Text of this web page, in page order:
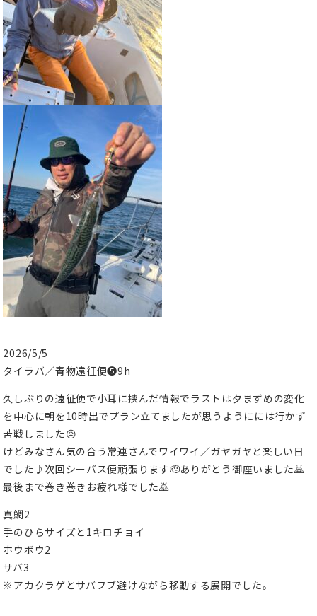
2026/5/5
タイラバ／青物遠征便❺9h
久しぶりの遠征便で小耳に挟んだ情報でラストは夕まずめの変化
を中心に朝を10時出でプラン立てましたが思うようにには行かず
苦戦しました😥
けどみなさん気の合う常連さんでワイワイ／ガヤガヤと楽しい日
でした♪次回シーバス便頑張ります🫡ありがとう御座いました🙇
最後まで巻き巻きお疲れ様でした🙇
真鯛2
手のひらサイズと1キロチョイ
ホウボウ2
サバ3
※アカクラゲとサバフブ避けながら移動する展開でした。